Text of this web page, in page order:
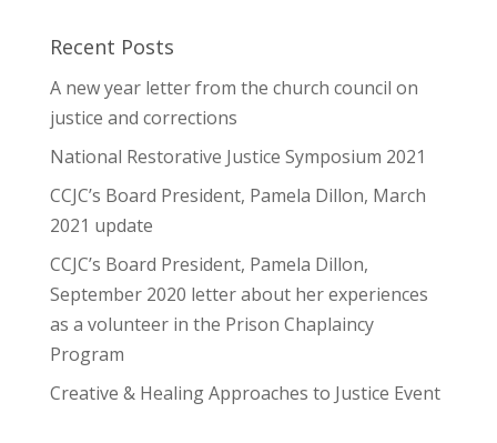
Recent Posts
A new year letter from the church council on
justice and corrections
National Restorative Justice Symposium 2021
CCJC’s Board President, Pamela Dillon, March
2021 update
CCJC’s Board President, Pamela Dillon,
September 2020 letter about her experiences
as a volunteer in the Prison Chaplaincy
Program
Creative & Healing Approaches to Justice Event